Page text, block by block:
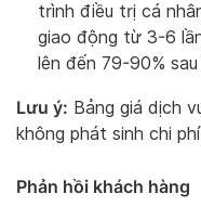
trình điều trị cá
giao động từ 3-6
lên đến 79-90%
Lưu ý: Bảng giá dịch
không phát sinh chi
Phản hồi khách hàng